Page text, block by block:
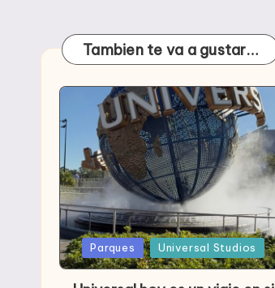
Tambien te va a gustar…
Publicada
en
Parques Universal Studios